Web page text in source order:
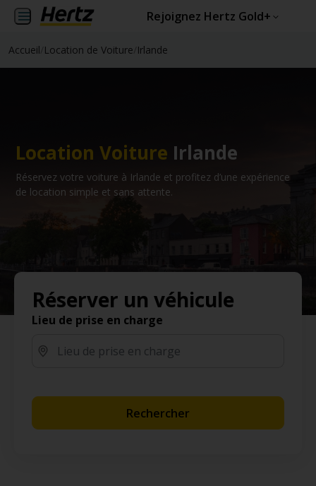
Rejoignez Hertz Gold+
Accueil Location de Voiture Irlande
Location Voiture Irlande
Réservez votre voiture à Irlande et profitez d’une expérience
de location simple et sans attente.
Réserver un véhicule
Lieu de prise en charge
Rechercher